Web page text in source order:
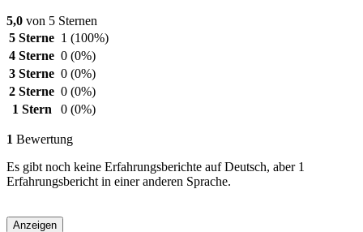
5,0 von 5 Sternen
5 Sterne 1 (100%)
4 Sterne 0 (0%)
3 Sterne 0 (0%)
2 Sterne 0 (0%)
1 Stern
0 (0%)
1 Bewertung
Es gibt noch keine Erfahrungsberichte auf Deutsch, aber 1
Erfahrungsbericht in einer anderen Sprache.
Anzeigen